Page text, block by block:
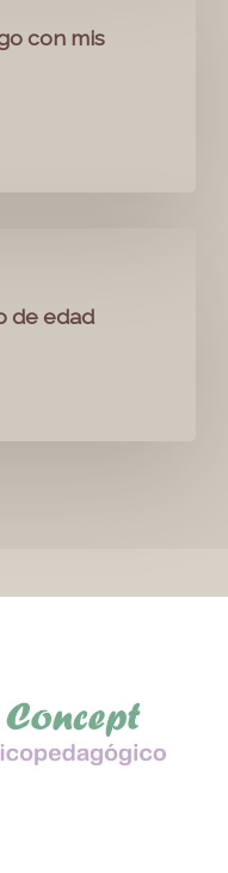
con mis
de edad